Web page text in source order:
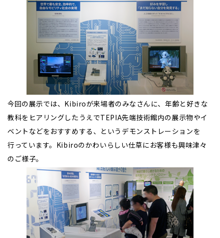
今回の展示では、Kibiroが来場者のみなさんに、年齢と好きな
教科をヒアリングしたうえでTEPIA先端技術館内の展示物やイ
ベントなどをおすすめする、というデモンストレーションを
行っています。Kibiroのかわいらしい仕草にお客様も興味津々
のご様子。